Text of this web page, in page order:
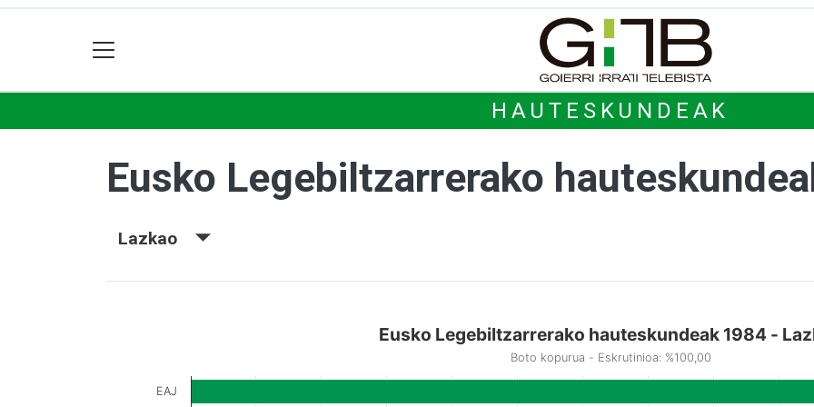
HAUTESKUNDEAK
Eusko Legebiltzarrerako
Lazkao
Eusko Legebiltzarrerako hauteskundeak 1984 -
Boto kopurua - Eskrutinioa: %100,00
EAJ